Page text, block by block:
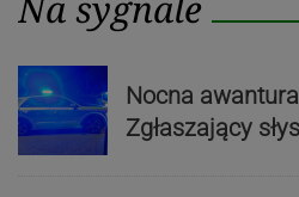
Nocna
Zgłaszający